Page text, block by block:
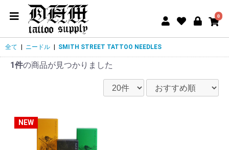
0
全て | ニードル | SMITH STREET TATTOO NEEDLES
1件の商品が見つかりました
NEW